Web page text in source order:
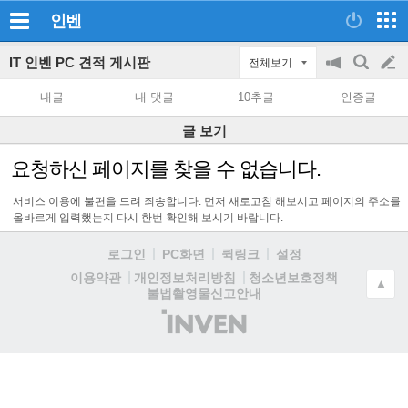
인벤
IT 인벤 PC 견적 게시판 전체보기
공
on/off
검
색
글
쓰
기
내글 내 댓글 10추글 인증글
글 보기
요청하신 페이지를 찾을 수 없습니다.
서비스 이용에 불편을 드려 죄송합니다. 먼저 새로고침 해보시고 페이지의 주소를
올바르게 입력했는지 다시 한번 확인해 보시기 바랍니다.
로그인 PC화면 퀵링크
설정
이용약관
개인정보처리방침
청소년보호정책
불법촬영물신고안내
(주)
인
▲